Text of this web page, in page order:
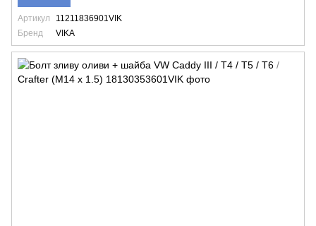
Артикул
11211836901VIK
Бренд
VIKA